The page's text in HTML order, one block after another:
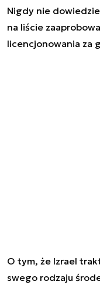
Nigdy nie
na liście
licencjonowania za
O tym, że Izrael
swego rodzaju